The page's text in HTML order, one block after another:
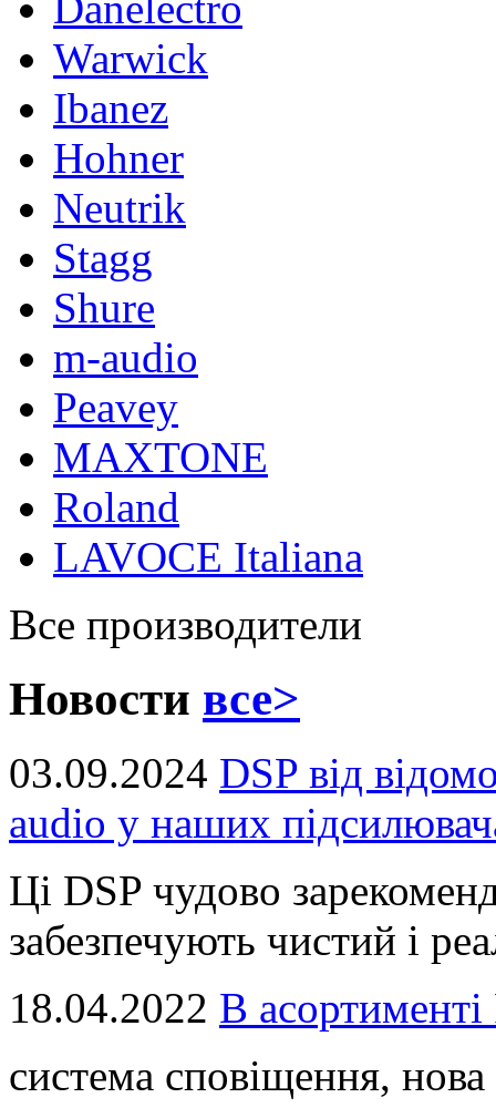
Warwick
Ibanez
Hohner
Neutrik
Stagg
Shure
m-audio
Peavey
MAXTONE
Roland
LAVOCE Italiana
Все производители
Новости все>
03.09.2024 DSP від
audio у наших
Ці DSP чудово
забезпечують чистий і
18.04.2022 В
система сповіщення,